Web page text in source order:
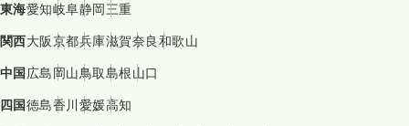
東海愛知岐阜静岡三重
関西大阪京都兵庫滋賀奈良和歌山
中国広島岡山鳥取島根山口
四国徳島香川愛媛高知